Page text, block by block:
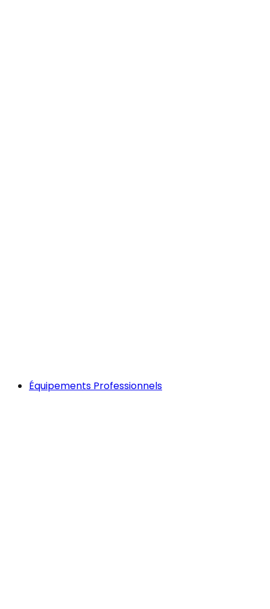
Équipements Professionnels